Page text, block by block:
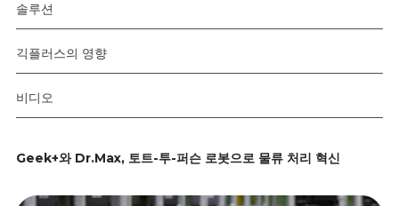
솔루션
긱플러스의 영향
비디오
Geek+와 Dr.Max, 토트-투-퍼슨 로봇으로 물류 처리 혁신